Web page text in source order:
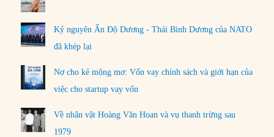
Kỷ nguyên Ấn Độ Dương - Thái Bình Dương của NATO
đã khép lại
Nợ cho kẻ mộng mơ: Vốn vay chính sách và giới hạn của
việc cho startup vay vốn
Về nhân vật Hoàng Văn Hoan và vụ thanh trừng sau
1979